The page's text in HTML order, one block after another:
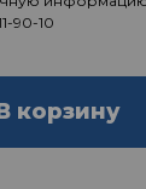
90-10
корзину